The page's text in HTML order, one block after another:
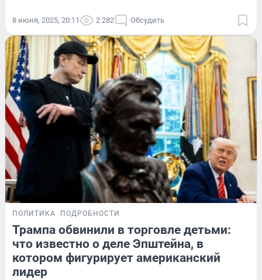
8 июня, 2025, 20:11 2 282 Обсудить
ПОЛИТИКА ПОДРОБНОСТИ
Трампа обвинили в торговле детьми:
что известно о деле Эпштейна, в
котором фигурирует американский
лидер